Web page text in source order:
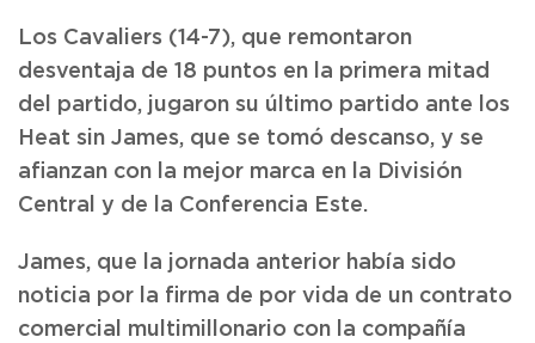
Los Cavaliers (14-7), que remontaron
desventaja de 18 puntos en la primera mitad
del partido, jugaron su último partido ante los
Heat sin James, que se tomó descanso, y se
afianzan con la mejor marca en la División
Central y de la Conferencia Este.
James, que la jornada anterior había sido
noticia por la firma de por vida de un contrato
comercial multimillonario con la compañía